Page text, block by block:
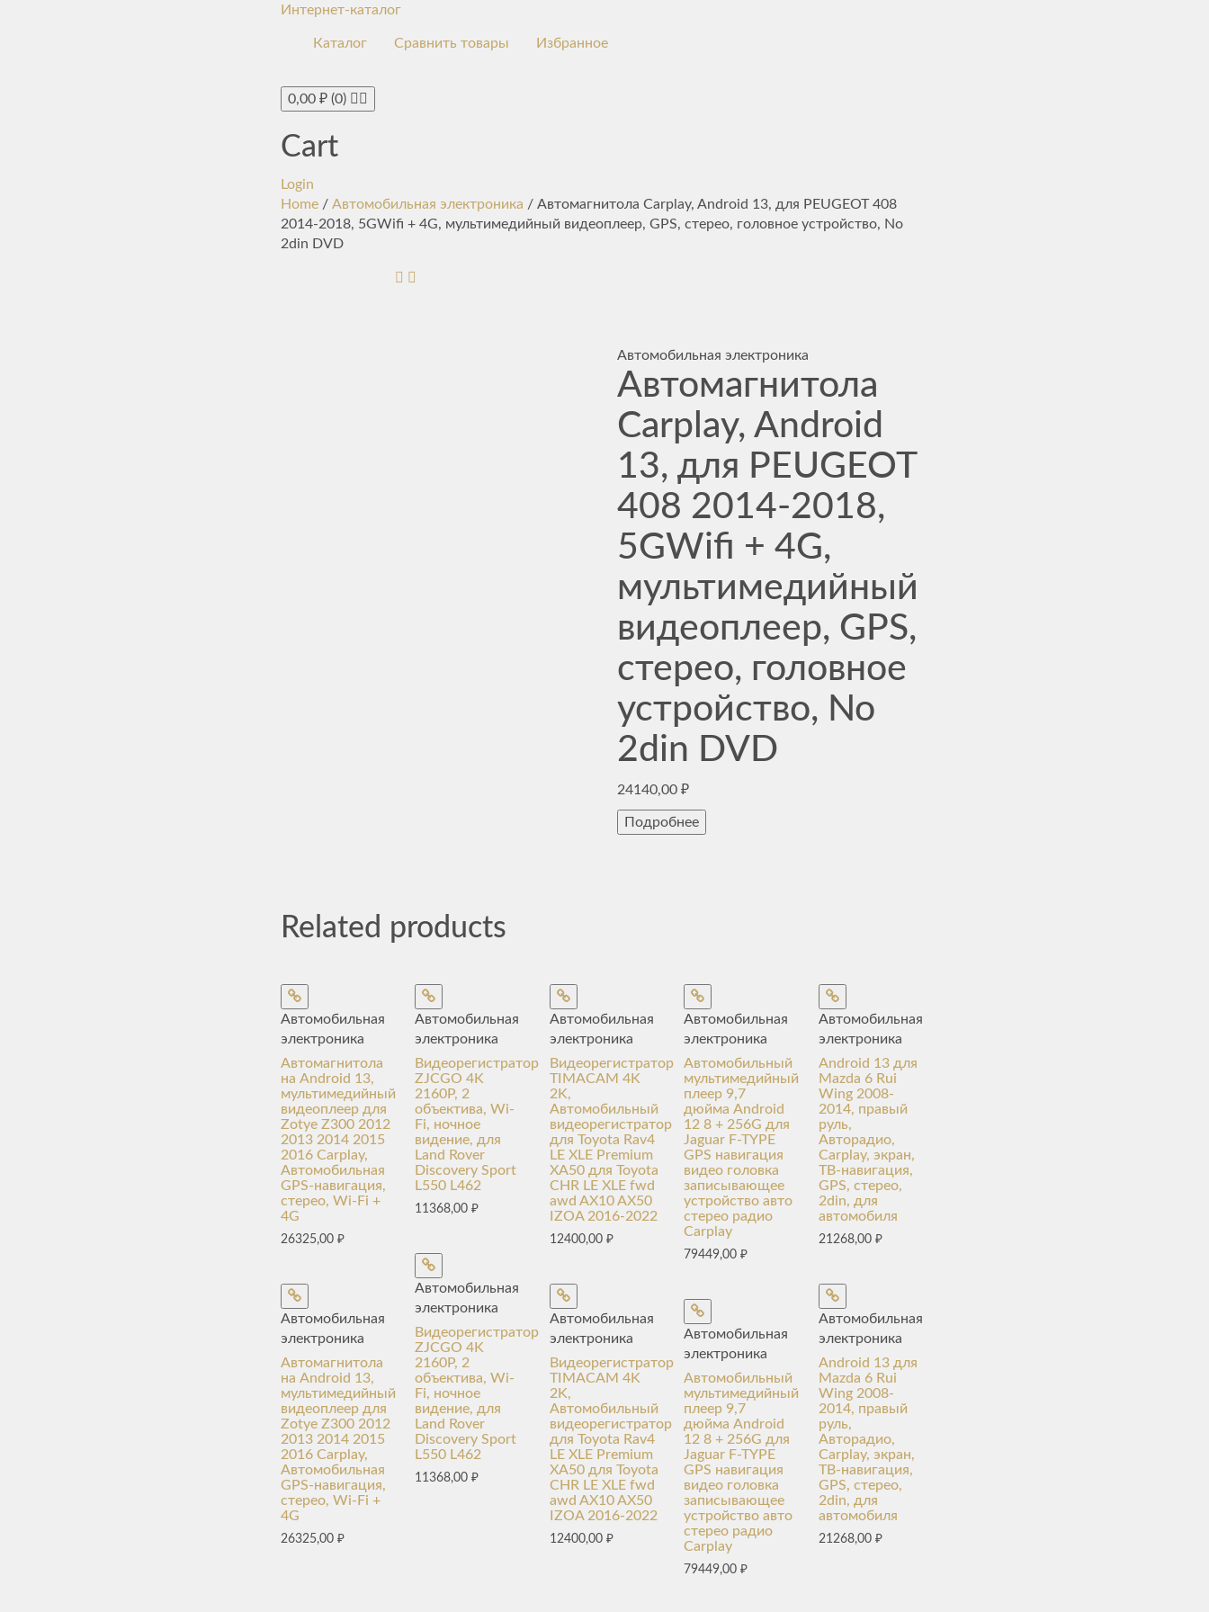
Интернет-каталог
Каталог Сравнить товары Избранное
0,00 ₽ (0)
Cart
Login
Home / Автомобильная электроника / Автомагнитола Carplay, Android 13, для PEUGEOT 408
2014-2018, 5GWifi + 4G, мультимедийный видеоплеер, GPS, стерео, головное устройство, No
2din DVD
Автомобильная электроника
Автомагнитола
Carplay, Android
13, для PEUGEOT
408 2014-2018,
5GWifi + 4G,
мультимедийный
видеоплеер, GPS,
стерео, головное
устройство, No
2din DVD
24140,00₽
Подробнее
Related products
Автомобильная
электроника
Автомагнитола
на Android 13,
мультимедийный
видеоплеер для
Zotye Z300 2012
2013 2014 2015
2016 Carplay,
Автомобильная
GPS-навигация,
стерео, Wi-Fi +
4G
26325,00 ₽
Автомобильная
электроника
Автомагнитола
на Android 13,
мультимедийный
видеоплеер для
Zotye Z300 2012
2013 2014 2015
2016 Carplay,
Автомобильная
GPS-навигация,
стерео, Wi-Fi +
4G
26325,00 ₽
Автомобильная
электроника
Видеорегистратор
ZJCGO 4K
2160P, 2
объектива, Wi-
Fi, ночное
видение, для
Land Rover
Discovery Sport
L550 L462
11368,00₽
Автомобильная
электроника
Видеорегистратор
ZJCGO 4K
2160P, 2
объектива, Wi-
Fi, ночное
видение, для
Land Rover
Discovery Sport
L550 L462
11368,00₽
Автомобильная
электроника
Видеорегистратор
TIMACAM 4K
2K,
Автомобильный
видеорегистратор
для Toyota Rav4
LE XLE Premium
XA50 для Toyota
CHR LE XLE fwd
awd AX10 AX50
IZOA 2016-2022
12400,00 ₽
Автомобильная
электроника
Видеорегистратор
TIMACAM 4K
2K,
Автомобильный
видеорегистратор
для Toyota Rav4
LE XLE Premium
XA50 для Toyota
CHR LE XLE fwd
awd AX10 AX50
IZOA 2016-2022
12400,00 ₽
Автомобильная
электроника
Автомобильный
мультимедийный
плеер 9,7
дюйма Android
12 8 + 256G для
Jaguar F-TYPE
GPS навигация
видео головка
записывающее
устройство авто
стерео радио
Carplay
79449,00₽
Автомобильная
электроника
Автомобильный
мультимедийный
плеер 9,7
дюйма Android
12 8 + 256G для
Jaguar F-TYPE
GPS навигация
видео головка
записывающее
устройство авто
стерео радио
Carplay
79449,00₽
Автомобильная
электроника
Android 13 для
Mazda 6 Rui
Wing 2008-
2014, правый
руль,
Авторадио,
Carplay, экран,
ТВ-навигация,
GPS, стерео,
2din, для
автомобиля
21268,00 ₽
Автомобильная
электроника
Android 13 для
Mazda 6 Rui
Wing 2008-
2014, правый
руль,
Авторадио,
Carplay, экран,
ТВ-навигация,
GPS, стерео,
2din, для
автомобиля
21268,00 ₽